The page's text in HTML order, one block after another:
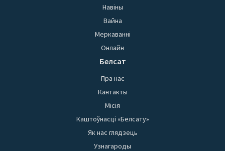
Навіны
Вайна
Меркаванні
Онлайн
Белсат
Пра нас
Кантакты
Місія
Каштоўнасці «Белсату»
Як нас глядзець
Узнагароды